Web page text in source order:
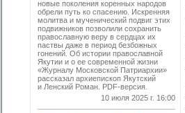
новые поколения коренных народов
обрели путь ко спасению. Искренняя
молитва и мученический подвиг этих
подвижников позволили сохранить
православную веру в сердцах их
паствы даже в период безбожных
гонений. Об истории православной
Якутии и о ее современной жизни
«Журналу Московской Патриархии»
рассказал архиепископ Якутский
и Ленский Роман. PDF-версия.
10 июля 2025 г. 16:00